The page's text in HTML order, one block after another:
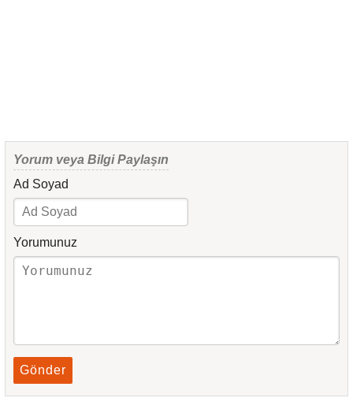
Yorum veya Bilgi Paylaşın
Ad Soyad
Yorumunuz
Gönder